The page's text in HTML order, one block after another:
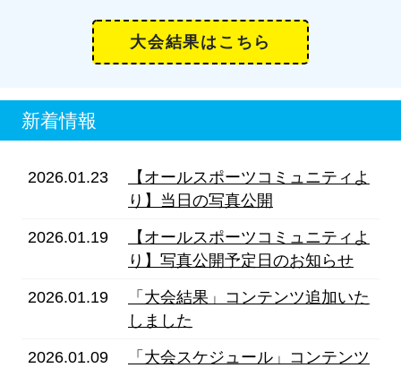
大会結果はこちら
新着情報
2026.01.23
【オールスポーツコミュニティよ
り】当日の写真公開
2026.01.19
【オールスポーツコミュニティよ
り】写真公開予定日のお知らせ
2026.01.19
「大会結果」コンテンツ追加いた
しました
2026.01.09
「大会スケジュール」コンテンツ